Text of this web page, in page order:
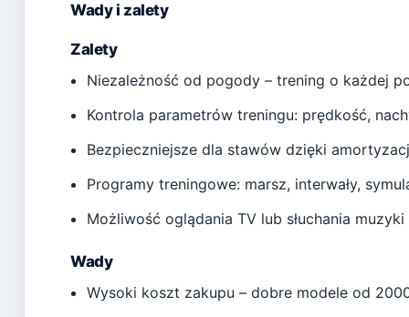
Wady i zalety
Zalety
Niezależność od pogody – trening o każdej
Kontrola parametrów treningu: prędkość,
Bezpieczniejsze dla stawów dzięki
Programy treningowe: marsz, interwały,
Możliwość oglądania TV lub słuchania
Wady
Wysoki koszt zakupu – dobre modele od